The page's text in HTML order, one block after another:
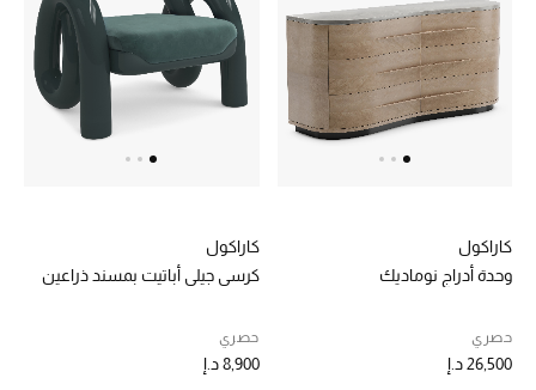
كاراكول
وحدة أدراج نوماديك
حصري
26,500 د.إ
كاراكول
كرسي جيلي أباتيت بمسند ذراعين
حصري
8,900 د.إ